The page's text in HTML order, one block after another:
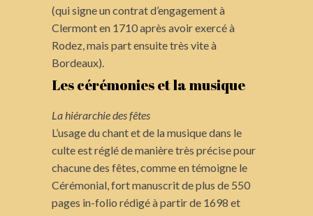
(qui signe un contrat d’engagement à
Clermont en 1710 après avoir exercé à
Rodez, mais part ensuite très vite à
Bordeaux).
Les cérémonies et la musique
La hiérarchie des fêtes
L’usage du chant et de la musique dans le
culte est réglé de manière très précise pour
chacune des fêtes, comme en témoigne le
Cérémonial, fort manuscrit de plus de 550
pages in-folio rédigé à partir de 1698 et